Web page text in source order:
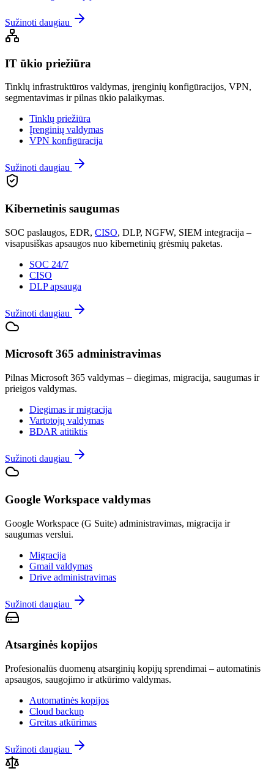
Sužinoti daugiau
IT ūkio priežiūra
Tinklų infrastruktūros valdymas, įrenginių konfigūracijos, VPN,
segmentavimas ir pilnas ūkio palaikymas.
Tinklų priežiūra
Įrenginių valdymas
VPN konfigūracija
Sužinoti daugiau
Kibernetinis saugumas
SOC paslaugos, EDR, CISO, DLP, NGFW, SIEM integracija –
visapusiškas apsaugos nuo kibernetinių grėsmių paketas.
SOC 24/7
CISO
DLP apsauga
Sužinoti daugiau
Microsoft 365 administravimas
Pilnas Microsoft 365 valdymas – diegimas, migracija, saugumas ir
prieigos valdymas.
Diegimas ir migracija
Vartotojų valdymas
BDAR atitiktis
Sužinoti daugiau
Google Workspace valdymas
Google Workspace (G Suite) administravimas, migracija ir
saugumas verslui.
Migracija
Gmail valdymas
Drive administravimas
Sužinoti daugiau
Atsarginės kopijos
Profesionalūs duomenų atsarginių kopijų sprendimai – automatinis
apsaugos, saugojimo ir atkūrimo valdymas.
Automatinės kopijos
Cloud backup
Greitas atkūrimas
Sužinoti daugiau